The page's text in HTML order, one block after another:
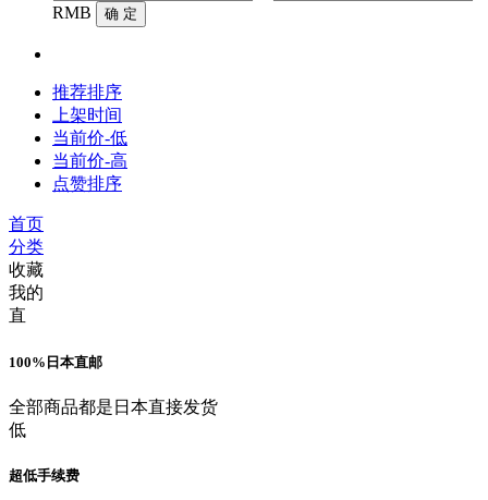
RMB
确 定
推荐排序
上架时间
当前价-低
当前价-高
点赞排序
首页
分类
收藏
我的
直
100%日本直邮
全部商品都是日本直接发货
低
超低手续费